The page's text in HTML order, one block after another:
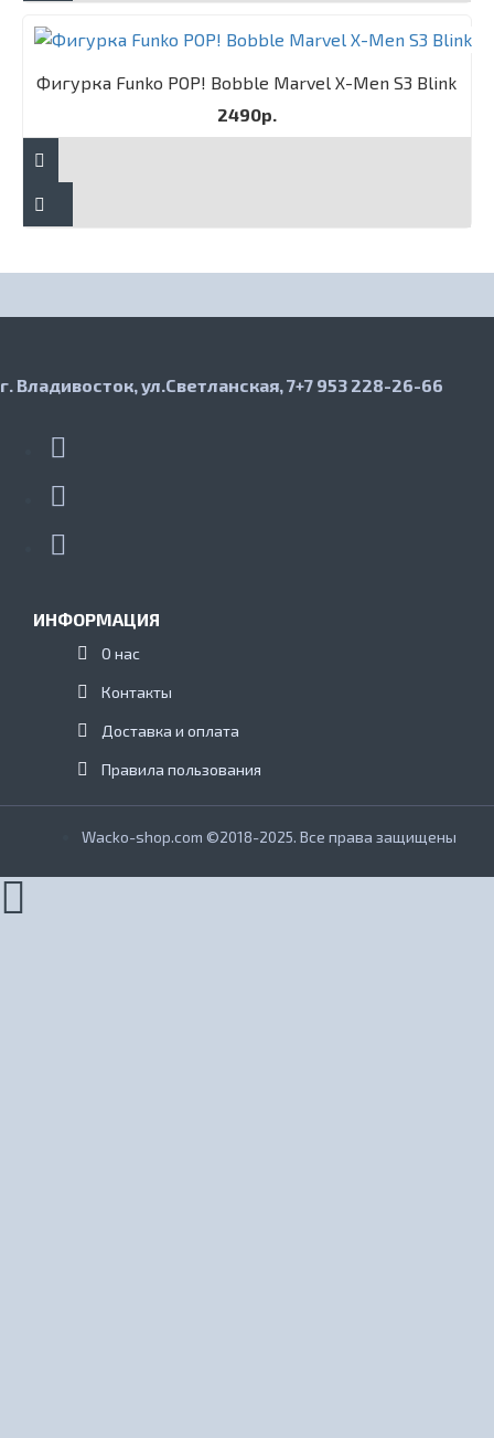
Фигурка Funko POP! Bobble Marvel X-Men S3 Blink
2490р.
г. Владивосток, ул.Светланская, 7+7 953 228-26-66
ИНФОРМАЦИЯ
О нас
Контакты
Доставка и оплата
Правила пользования
Wacko-shop.com ©2018-2025. Все права защищены